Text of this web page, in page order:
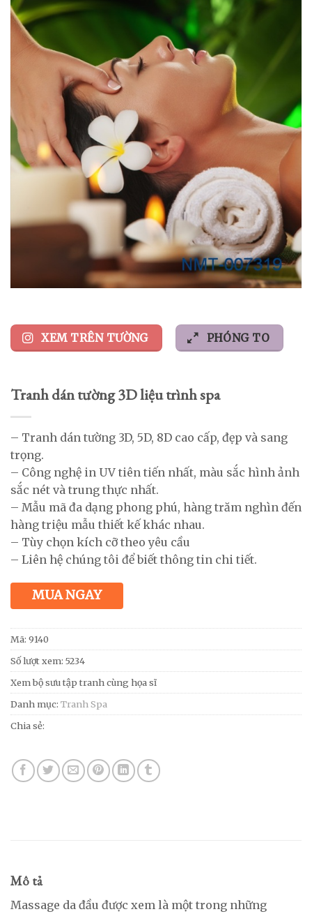
XEM TRÊN TƯỜNG PHÓNG TO
Tranh dán tường 3D liệu trình spa
– Tranh dán tường 3D, 5D, 8D cao cấp, đẹp và sang
trọng.
– Công nghệ in UV tiên tiến nhất, màu sắc hình ảnh
sắc nét và trung thực nhất.
– Mẫu mã đa dạng phong phú, hàng trăm nghìn đến
hàng triệu mẫu thiết kế khác nhau.
– Tùy chọn kích cỡ theo yêu cầu
– Liên hệ chúng tôi để biết thông tin chi tiết.
MUA NGAY
Mã: 9140
Số lượt xem: 5234
Xem bộ sưu tập tranh cùng họa sĩ
Danh mục: Tranh Spa
Chia sẻ:
Mô tả
Massage da đầu được xem là một trong những